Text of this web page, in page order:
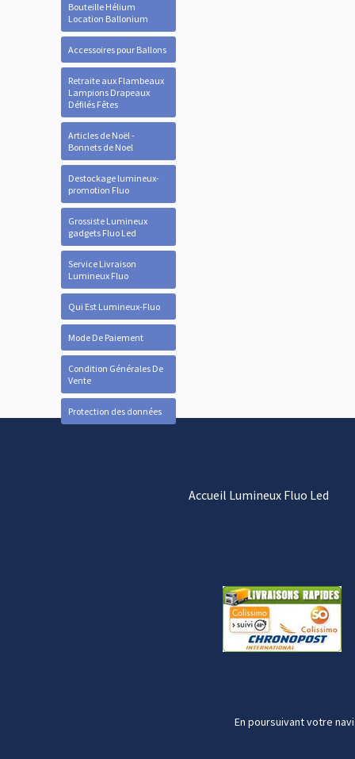
Bouteille Hélium
Location Ballonium
Accessoires pour Ballons
Retraite aux Flambeaux
Lampions Drapeaux
Défilés Fêtes
Articles de Noël -
Bonnets de Noel
Destockage lumineux-
promotion Fluo
Grossiste Lumineux
gadgets Fluo Led
Service Livraison
Lumineux Fluo
Qui Est Lumineux-Fluo
Mode De Paiement
Condition Générales De
Vente
Protection des données
Accueil Lumineux Fluo Led
En poursuivant votre